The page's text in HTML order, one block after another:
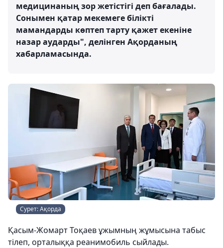
медицинаның зор жетістігі деп бағалады.
Сонымен қатар мекемеге білікті
мамандарды көптеп тарту қажет екеніне
назар аударды", делінген Ақорданың
хабарламасында.
Сурет: Ақорда
Қасым-Жомарт Тоқаев ұжымның жұмысына табыс
тілеп, орталыққа реанимобиль сыйлады.